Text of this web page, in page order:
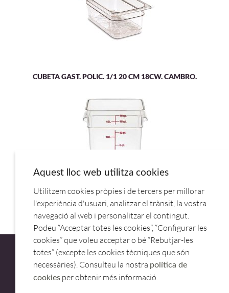
CUBETA GAST. POLIC. 1/1 20 CM 18CW. CAMBRO.
RECIPIENTE CUAD.18L POLIC.18SFSCW.CAMBRO
Aquest lloc web utilitza cookies
Utilitzem cookies pròpies i de tercers per millorar
l'experiència d'usuari, analitzar el trànsit, la vostra
navegació al web i personalitzar el contingut.
Podeu “Acceptar totes les cookies”, “Configurar les
cookies” que voleu acceptar o bé “Rebutjar-les
totes” (excepte les cookies tècniques que són
necessàries). Consulteu la nostra política de
cookies per obtenir més informació.